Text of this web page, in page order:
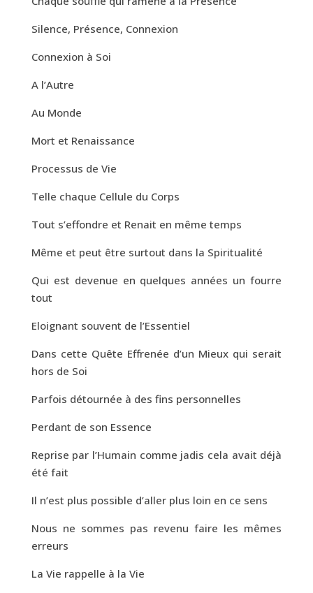
Silence, Présence, Connexion
Connexion à Soi
A l’Autre
Au Monde
Mort et Renaissance
Processus de Vie
Telle chaque Cellule du Corps
Tout s’effondre et Renait en même temps
Même et peut être surtout dans la Spiritualité
Qui est devenue en quelques années un fourre
tout
Eloignant souvent de l’Essentiel
Dans cette Quête Effrenée d’un Mieux qui serait
hors de Soi
Parfois détournée à des fins personnelles
Perdant de son Essence
Reprise par l’Humain comme jadis cela avait déjà
été fait
Il n’est plus possible d’aller plus loin en ce sens
Nous ne sommes pas revenu faire les mêmes
erreurs
La Vie rappelle à la Vie